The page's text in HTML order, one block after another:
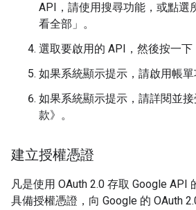
API，請使用搜尋功能，或點選
看全部」 。
選取要啟用的 API，然後按一下
如果系統顯示提示，請啟用帳單
如果系統顯示提示，請詳閱並
款》。
建立授權憑證
凡是使用 OAuth 2.0 存取 Google API
具備授權憑證，向 Google 的 OAuth